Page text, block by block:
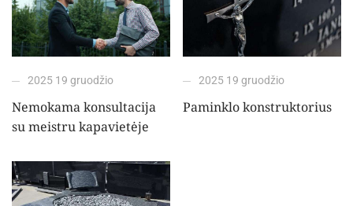
2025 19 gruodžio
Nemokama konsultacija
su meistru kapavietėje
2025 19 gruodžio
Paminklo konstruktorius